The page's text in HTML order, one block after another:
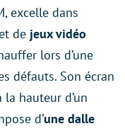
excelle dans
de jeux vidéo
lors d’une
défauts. Son écran
hauteur d’un
d’une dalle